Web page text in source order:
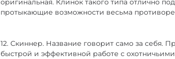
оригинальная. Клинок такого типа отлично
протыкающие возможности весьма
12. Скиннер. Название говорит само за себя.
быстрой и эффективной работе с